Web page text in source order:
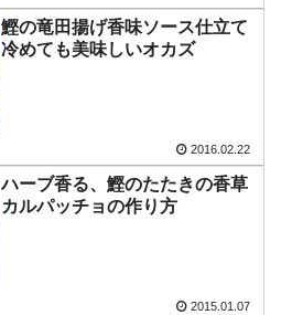
鰹の竜田揚げ香味ソース仕立て
冷めても美味しいオカズ
2016.02.22
ハーブ香る、鰹のたたきの香草
カルパッチョの作り方
2015.01.07